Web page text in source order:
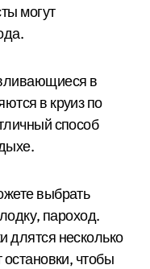
могут
в
в круиз по
способ
выбрать
пароход.
длятся несколько
чтобы